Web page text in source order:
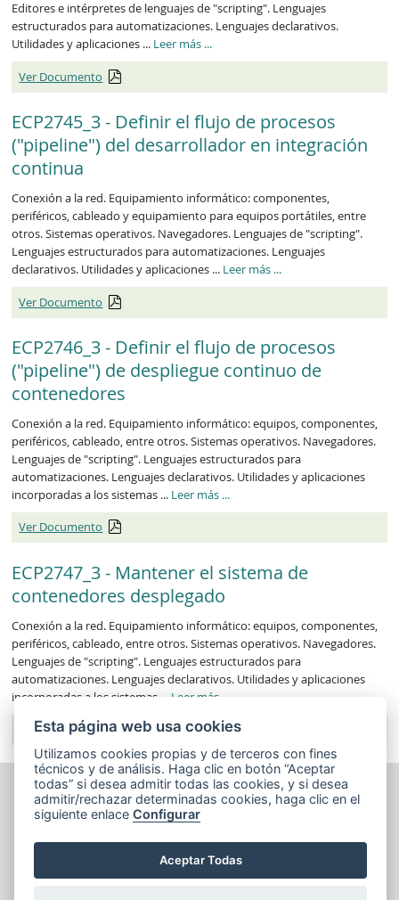
Editores e intérpretes de lenguajes de "scripting". Lenguajes
estructurados para automatizaciones. Lenguajes declarativos.
Utilidades y aplicaciones ... Leer más ECP2744_3
...
Ver Documento
ECP2745_3 - Definir el flujo de procesos
("pipeline") del desarrollador en integración
continua
Conexión a la red. Equipamiento informático: componentes,
periféricos, cableado y equipamiento para equipos portátiles, entre
otros. Sistemas operativos. Navegadores. Lenguajes de "scripting".
Lenguajes estructurados para automatizaciones. Lenguajes
declarativos. Utilidades y aplicaciones ... Leer más ECP2745_3
...
Ver Documento
ECP2746_3 - Definir el flujo de procesos
("pipeline") de despliegue continuo de
contenedores
Conexión a la red. Equipamiento informático: equipos, componentes,
periféricos, cableado, entre otros. Sistemas operativos. Navegadores.
Lenguajes de "scripting". Lenguajes estructurados para
automatizaciones. Lenguajes declarativos. Utilidades y aplicaciones
incorporadas a los sistemas ... Leer más ECP2746_3
...
Ver Documento
ECP2747_3 - Mantener el sistema de
contenedores desplegado
Conexión a la red. Equipamiento informático: equipos, componentes,
periféricos, cableado, entre otros. Sistemas operativos. Navegadores.
Lenguajes de "scripting". Lenguajes estructurados para
automatizaciones. Lenguajes declarativos. Utilidades y aplicaciones
incorporadas a los sistemas ...
Leer más
Ver Documento
Esta página web usa cookies
Utilizamos cookies propias y de terceros con fines
técnicos y de análisis. Haga clic en botón “Aceptar
todas” si desea admitir todas las cookies, y si desea
admitir/rechazar determinadas cookies, haga clic en el
siguiente enlaceConfigurar
Aceptar Todas